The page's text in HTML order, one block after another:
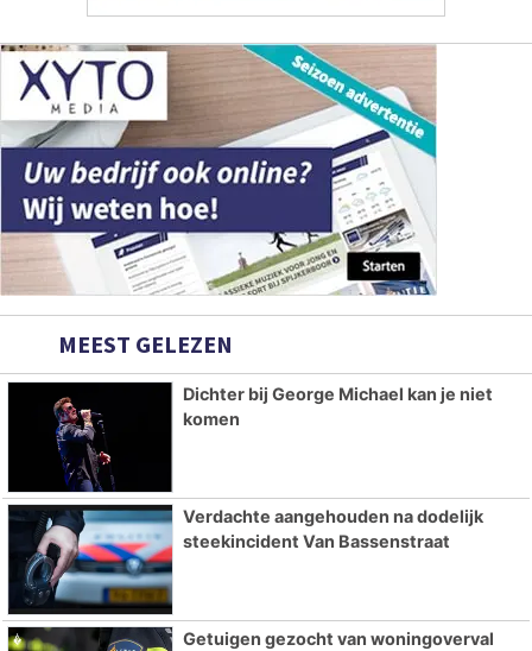
MEEST GELEZEN
Dichter bij George Michael kan je niet
komen
Verdachte aangehouden na dodelijk
steekincident Van Bassenstraat
Getuigen gezocht van woningoverval